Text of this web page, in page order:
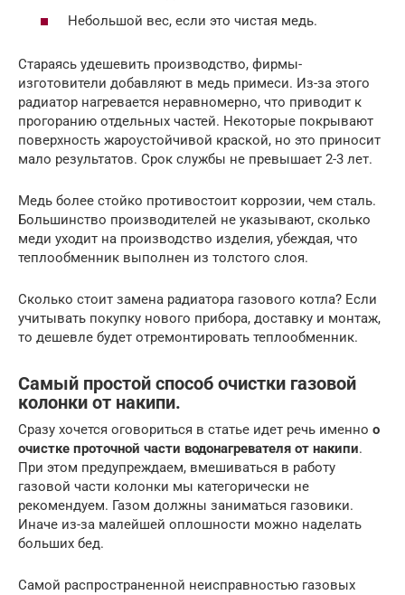
Небольшой вес, если это чистая медь.
Стараясь удешевить производство, фирмы-
изготовители добавляют в медь примеси. Из-за этого
радиатор нагревается неравномерно, что приводит к
прогоранию отдельных частей. Некоторые покрывают
поверхность жароустойчивой краской, но это приносит
мало результатов. Срок службы не превышает 2-3 лет.
Медь более стойко противостоит коррозии, чем сталь.
Большинство производителей не указывают, сколько
меди уходит на производство изделия, убеждая, что
теплообменник выполнен из толстого слоя.
Сколько стоит замена радиатора газового котла? Если
учитывать покупку нового прибора, доставку и монтаж,
то дешевле будет отремонтировать теплообменник.
Самый простой способ очистки газовой
колонки от накипи.
Сразу хочется оговориться в статье идет речь именно о
очистке проточной части водонагревателя от накипи.
При этом предупреждаем, вмешиваться в работу
газовой части колонки мы категорически не
рекомендуем. Газом должны заниматься газовики.
Иначе из-за малейшей оплошности можно наделать
больших бед.
Самой распространенной неисправностью газовых